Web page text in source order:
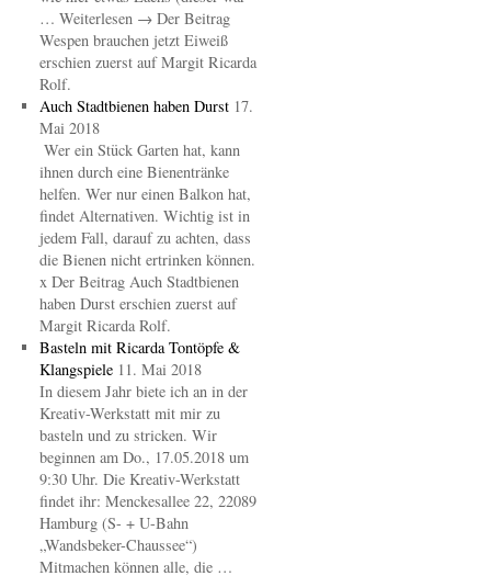
… Weiterlesen → Der Beitrag
Wespen brauchen jetzt Eiweiß
erschien zuerst auf Margit Ricarda
Rolf.
Auch Stadtbienen haben Durst 17.
Mai 2018
Wer ein Stück Garten hat, kann
ihnen durch eine Bienentränke
helfen. Wer nur einen Balkon hat,
findet Alternativen. Wichtig ist in
jedem Fall, darauf zu achten, dass
die Bienen nicht ertrinken können.
x Der Beitrag Auch Stadtbienen
haben Durst erschien zuerst auf
Margit Ricarda Rolf.
Basteln mit Ricarda Tontöpfe &
Klangspiele 11. Mai 2018
In diesem Jahr biete ich an in der
Kreativ-Werkstatt mit mir zu
basteln und zu stricken. Wir
beginnen am Do., 17.05.2018 um
9:30 Uhr. Die Kreativ-Werkstatt
findet ihr: Menckesallee 22, 22089
Hamburg (S- + U-Bahn
„Wandsbeker-Chaussee“)
Mitmachen können alle, die …